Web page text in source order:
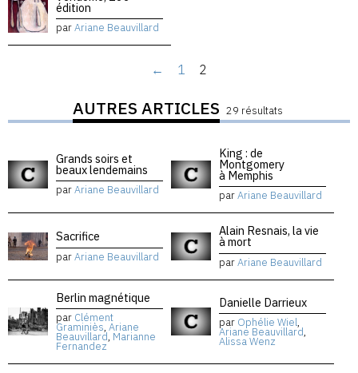
édition
parAriane Beauvillard
← 1 2
AUTRES ARTICLES 29 résultats
Grands soirs et
beaux lendemains
parAriane Beauvillard
King : de
Montgomery
à Memphis
parAriane Beauvillard
Sacrifice
parAriane Beauvillard
Alain Resnais, la vie
à mort
parAriane Beauvillard
Berlin magnétique
par Clément
Graminiès, Ariane
Beauvillard, Marianne
Fernandez
Danielle Darrieux
par Ophélie Wiel,
Ariane Beauvillard,
Alissa Wenz